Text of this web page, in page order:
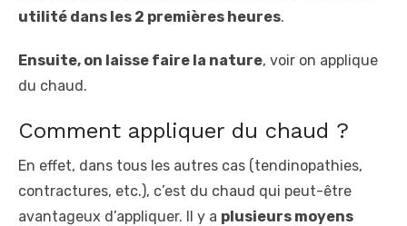
utilité dans les 2 premières heures.
Ensuite, on laisse faire la nature, voir on applique
du chaud.
Comment appliquer du chaud ?
En effet, dans tous les autres cas (tendinopathies,
contractures, etc.), c’est du chaud qui peut-être
avantageux d’appliquer. Il y a plusieurs moyens